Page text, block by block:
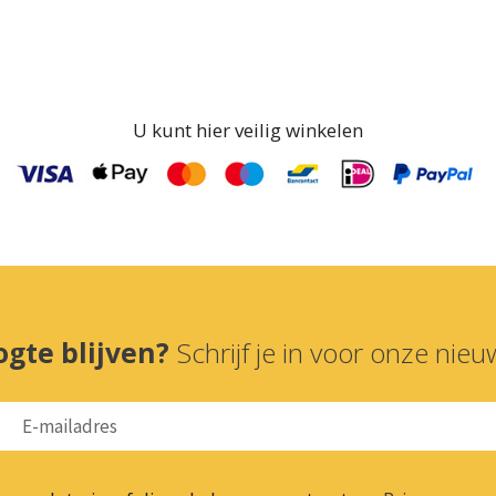
U kunt hier veilig winkelen
blijven? Schrijf je in voor onze